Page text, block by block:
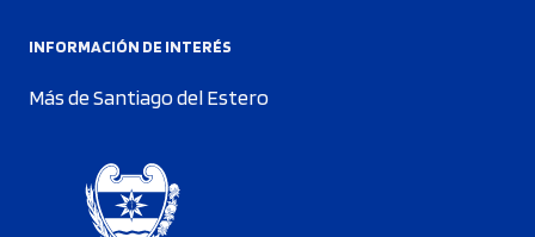
INFORMACIÓN DE INTERÉS
Más de Santiago del Estero